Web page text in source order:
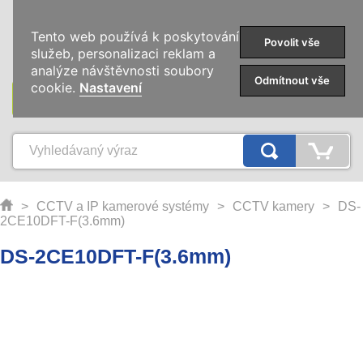
KATEGORIE
> CCTV a IP kamerové systémy > CCTV kamery >
DS-
2CE10DFT-F(3.6mm)
DS-2CE10DFT-F(3.6mm)
Tento web používá k poskytování
služeb, personalizaci reklam a
analýze návštěvnosti soubory
cookie. Nastavení
Povolit vše
Odmítnout vše